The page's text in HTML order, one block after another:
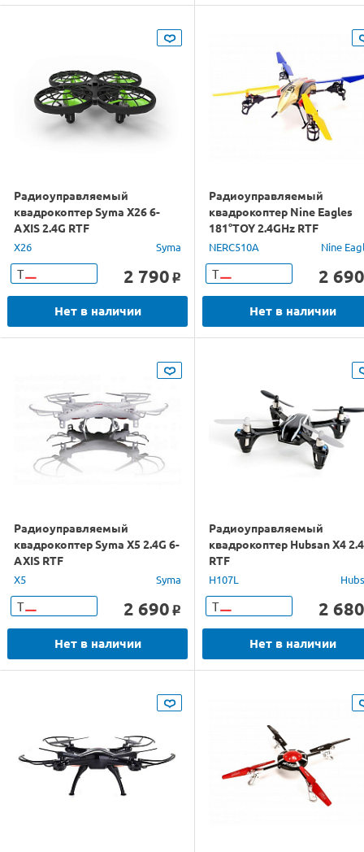
Радиоуправляемый
квадрокоптер Syma X26 6-
AXIS 2.4G RTF
X26 Syma
Т 2 790 o
Нет в наличии
Радиоуправляемый
квадрокоптер Nine Eagles
181°TOY 2.4GHz RTF
NERC510A Nine
Т 2 690
Нет в наличии
Радиоуправляемый
квадрокоптер Syma X5 2.4G 6-
AXIS RTF
X5 Syma
Т 2 690 o
Нет в наличии
Радиоуправляемый
квадрокоптер Hubsan X4
RTF
H107L
Т 2 680
Нет в наличии